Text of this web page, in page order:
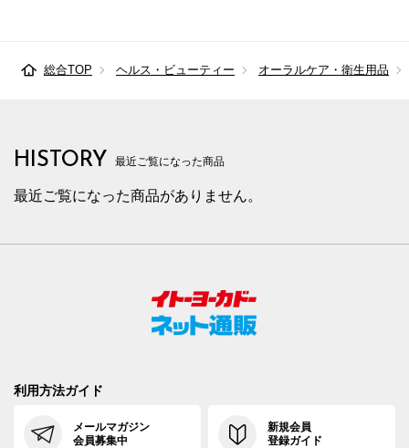
総合TOP ヘルス・ビューティー オーラルケア・衛生用品
HISTORY 最近ご覧になった商品
最近ご覧になった商品がありません。
利用方法ガイド
メールマガジン
会員募集中
新規会員
登録ガイド